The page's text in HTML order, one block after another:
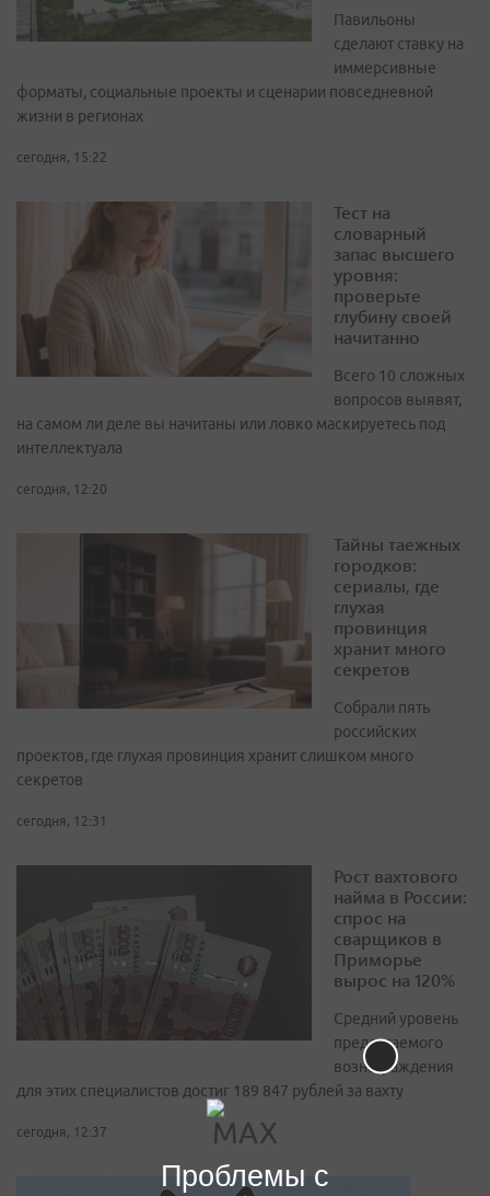
Павильоны
сделают ставку на
иммерсивные
форматы, социальные проекты и сценарии повседневной
жизни в регионах
сегодня, 15:22
Тест на
словарный
запас высшего
уровня:
проверьте
глубину своей
начитанно
Всего 10 сложных
вопросов выявят,
на самом ли деле вы начитаны или ловко маскируетесь под
интеллектуала
сегодня, 12:20
Тайны таежных
городков:
сериалы, где
глухая
провинция
хранит много
секретов
Собрали пять
российских
проектов, где глухая провинция хранит слишком много
секретов
сегодня, 12:31
Рост вахтового
найма в России:
спрос на
сварщиков в
Приморье
вырос на 120%
Средний уровень
предлагаемого
вознаграждения
для этих специалистов достиг 189 847 рублей за вахту
сегодня, 12:37
Проблемы с